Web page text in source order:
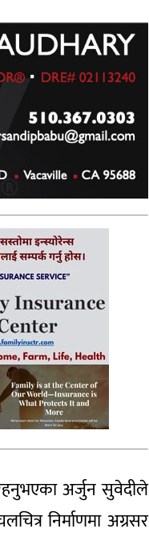
अर्जुन सुवेदीले
निर्माणमा अग्रसर